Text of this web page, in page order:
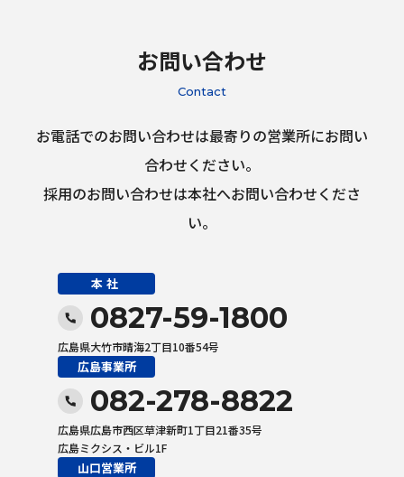
お問い合わせ
Contact
お電話でのお問い合わせは最寄りの営業所にお問い
合わせください。
採用のお問い合わせは本社へお問い合わせくださ
い。
本社
0827-59-1800
広島県大竹市晴海2丁目10番54号
広島事業所
082-278-8822
広島県広島市西区草津新町1丁目21番35号
広島ミクシス・ビル1F
山口営業所